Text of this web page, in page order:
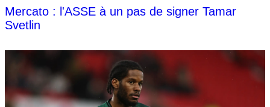
Mercato : l'ASSE à un pas de signer Tamar
Svetlin